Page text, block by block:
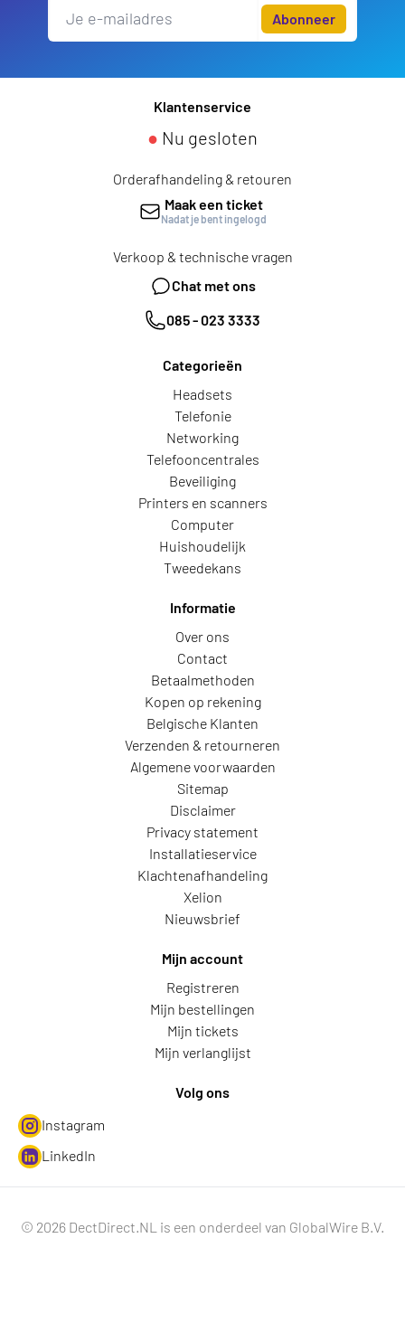
Abonneer
Klantenservice
● Nu gesloten
Orderafhandeling & retouren
Maak een ticket
Nadat je bent ingelogd
Verkoop & technische vragen
Chat met ons
085 - 023 3333
Categorieën
Headsets
Telefonie
Networking
Telefooncentrales
Beveiliging
Printers en scanners
Computer
Huishoudelijk
Tweedekans
Informatie
Over ons
Contact
Betaalmethoden
Kopen op rekening
Belgische Klanten
Verzenden & retourneren
Algemene voorwaarden
Sitemap
Disclaimer
Privacy statement
Installatieservice
Klachtenafhandeling
Xelion
Nieuwsbrief
Mijn account
Registreren
Mijn bestellingen
Mijn tickets
Mijn verlanglijst
Volg ons
Instagram
LinkedIn
© 2026 DectDirect.NL is een onderdeel van GlobalWire B.V.